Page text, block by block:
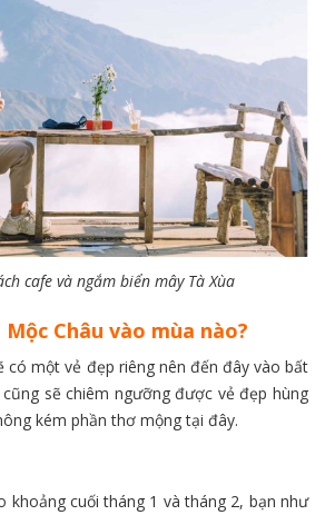
cafe và ngắm biển mây Tà Xùa
Châu vào mùa nào?
có một vẻ đẹp riêng nên đến đây vào bất
sẽ chiêm ngưỡng được vẻ đẹp hùng
kém phần thơ mộng tại đây.
khoảng cuối tháng 1 và tháng 2, bạn như